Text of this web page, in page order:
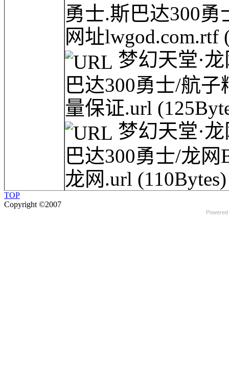
勇士.斯巴达300
网址lwgod.com.rtf
梦幻天堂·
巴达300勇士/航
量保证.url
梦幻天堂·
巴达300勇士/龙网
龙网.url (110Bytes)
TOP
Copyright ©2007